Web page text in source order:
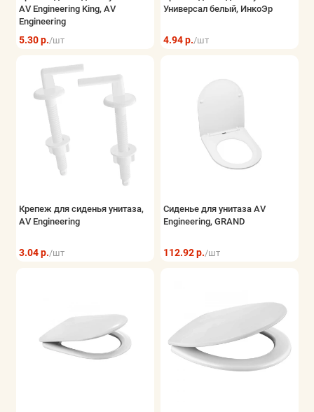
AV Engineering King, AV
Engineering
5.30 р./шт
Универсал белый, ИнкоЭр
4.94 р./шт
Крепеж для сиденья унитаза,
AV Engineering
3.04 р./шт
Сиденье для унитаза AV
Engineering, GRAND
112.92 р./шт